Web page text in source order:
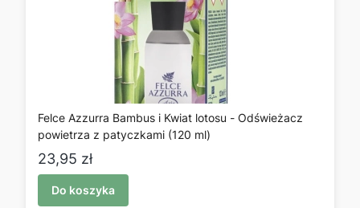
Felce Azzurra Bambus i Kwiat lotosu - Odświeżacz
powietrza z patyczkami (120 ml)
Cena
23,95 zł
Do koszyka